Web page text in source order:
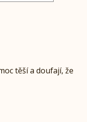
těší a doufají, že